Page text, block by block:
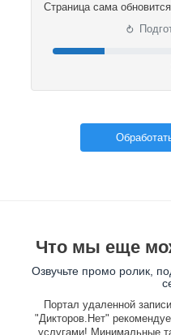
Страница сама
⟳
Что мы еще
Озвучьте промо ролик,
Портал удаленной
"Дикторов.Нет"
услугами! Минимальные